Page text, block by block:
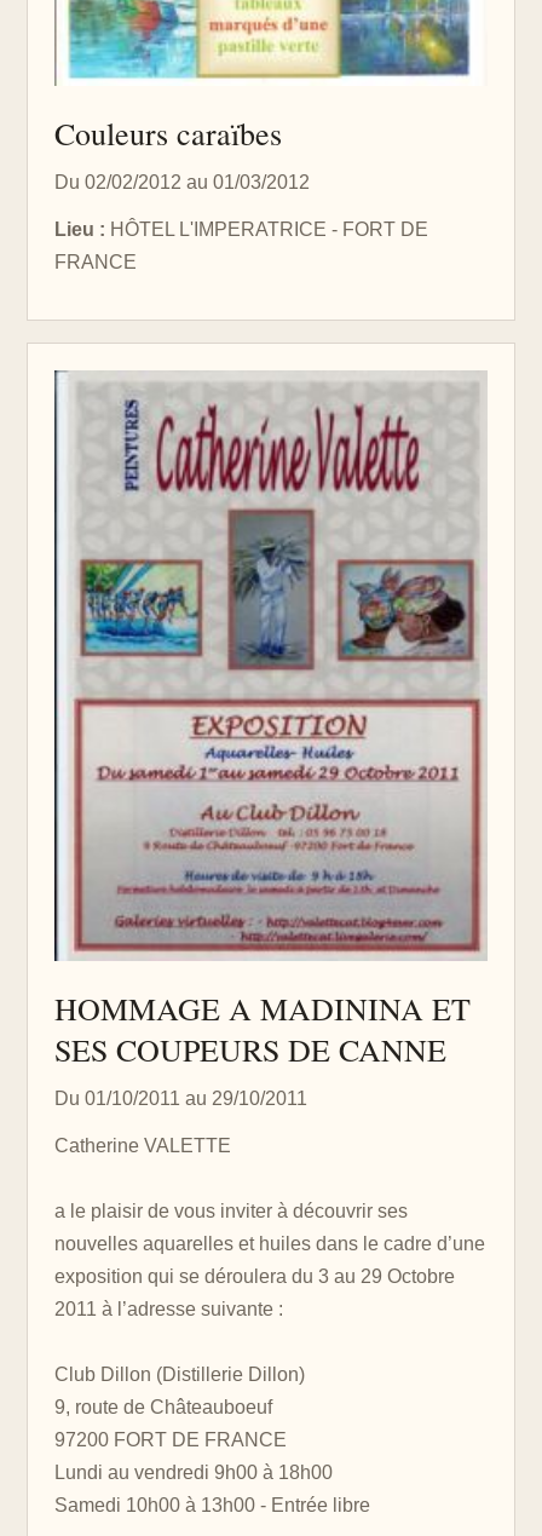
Couleurs caraïbes
Du 02/02/2012 au 01/03/2012
Lieu : HÔTEL L'IMPERATRICE - FORT DE
FRANCE
HOMMAGE A MADININA ET
SES COUPEURS DE CANNE
Du 01/10/2011 au 29/10/2011
Catherine VALETTE
a le plaisir de vous inviter à découvrir ses
nouvelles aquarelles et huiles dans le cadre d’une
exposition qui se déroulera du 3 au 29 Octobre
2011 à l’adresse suivante :
Club Dillon (Distillerie Dillon)
9, route de Châteauboeuf
97200 FORT DE FRANCE
Lundi au vendredi 9h00 à 18h00
Samedi 10h00 à 13h00 - Entrée libre